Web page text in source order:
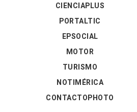
CIENCIAPLUS
PORTALTIC
EPSOCIAL
MOTOR
TURISMO
NOTIMÉRICA
CONTACTOPHOTO